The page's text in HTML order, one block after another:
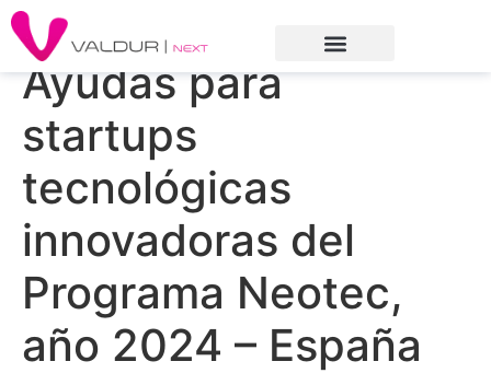
Ayudas para
startups
tecnológicas
innovadoras del
Programa Neotec,
año 2024 – España